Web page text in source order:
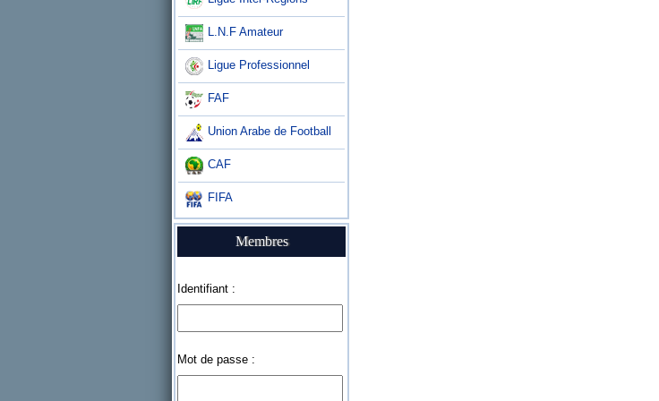
L.N.F Amateur
Ligue Professionnel
FAF
Union Arabe de Football
CAF
FIFA
Membres
Identifiant :
Mot de passe :